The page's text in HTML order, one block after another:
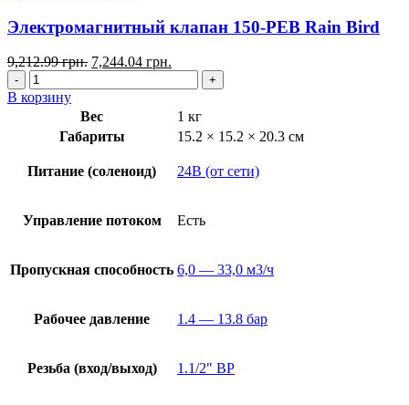
Электромагнитный клапан 150-PEB Rain Bird
9,212.99грн. 7,244.04 грн.
В корзину
Вес
1 кг
Габариты
15.2 × 15.2 × 20.3 см
Питание (соленоид) 24В (от сети)
Управление потоком Есть
Пропускная способность 6,0 — 33,0 м3/ч
Рабочее давление 1.4 — 13.8 бар
Резьба (вход/выход) 1.1/2" ВР